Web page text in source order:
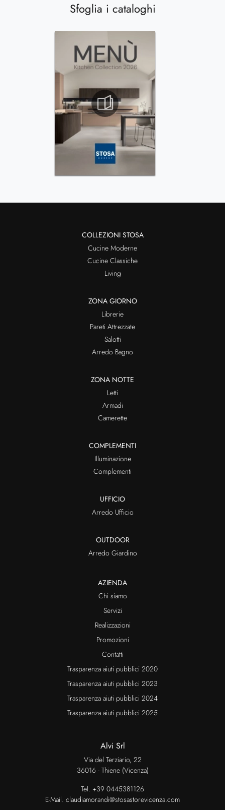
Sfoglia i cataloghi
COLLEZIONI STOSA
Cucine Moderne
Cucine Classiche
Living
ZONA GIORNO
Librerie
Pareti Attrezzate
Salotti
Arredo Bagno
ZONA NOTTE
Letti
Armadi
Camerette
COMPLEMENTI
Illuminazione
Complementi
UFFICIO
Arredo Ufficio
OUTDOOR
Arredo Giardino
AZIENDA
Chi siamo
Servizi
Realizzazioni
Promozioni
Contatti
Trasparenza aiuti pubblici 2020
Trasparenza aiuti pubblici 2023
Trasparenza aiuti pubblici 2024
Trasparenza aiuti pubblici 2025
Alvi Srl
Via del Terziario, 22
36016 - Thiene (Vicenza)
Tel. +39 0445381126
E-Mail. claudiamorandi@stosastorevicenza.com